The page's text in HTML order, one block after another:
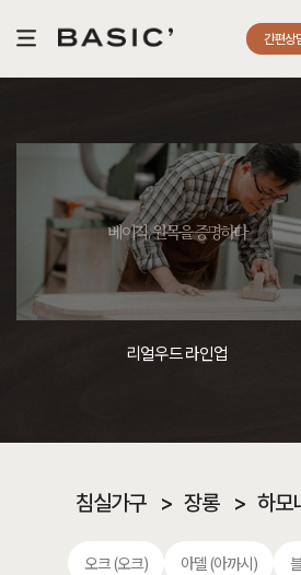
간편상
베이직, 원목을 증명하다
리얼우드 라인업
침실가구 > 장롱 > 하모
오크 (오크) 아델 (아까시)